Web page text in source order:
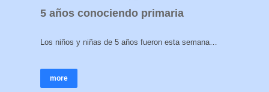
5 años conociendo primaria
Los niños y niñas de 5 años fueron esta semana…
more